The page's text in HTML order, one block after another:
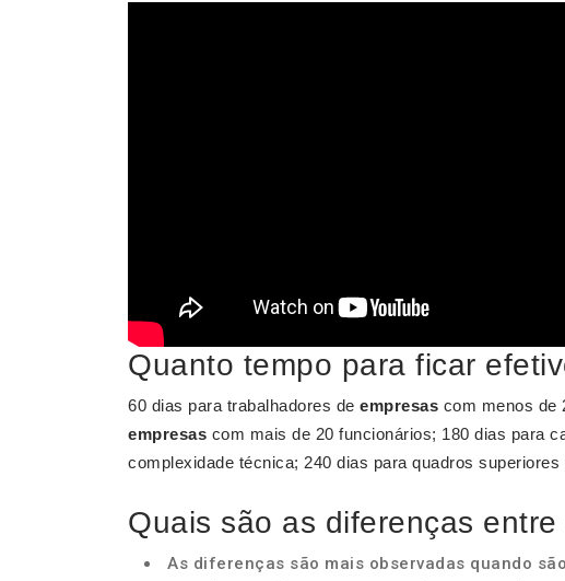
Quanto tempo para ficar
60 dias para trabalhadores de empresas com menos de
empresas com mais de 20 funcionários; 180 dias para
complexidade técnica; 240 dias para quadros
Quais são as diferenças
As diferenças são mais observadas quando